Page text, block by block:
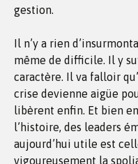
gestion.
Il n’y a rien
même de difficile. Il y
caractère. Il va falloir
crise devienne aigüe
libèrent enfin. Et bien
l’histoire, des leaders
aujourd’hui utile est
vigoureusement la